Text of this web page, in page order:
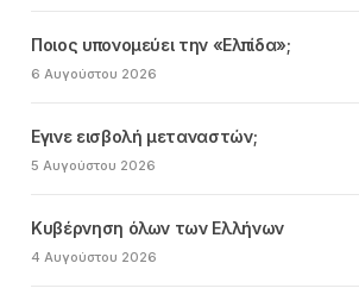
Ποιος υπονομεύει την «Ελπίδα»;
6 Αυγούστου 2026
Εγινε εισβολή μεταναστών;
5 Αυγούστου 2026
Κυβέρνηση όλων των Ελλήνων
4 Αυγούστου 2026